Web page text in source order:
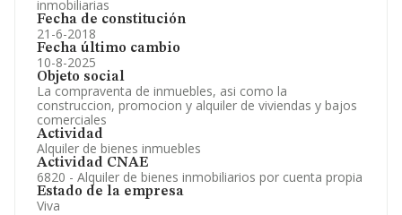
inmobiliarias
Fecha de constitución
21-6-2018
Fecha último cambio
10-8-2025
Objeto social
La compraventa de inmuebles, asi como la
construccion, promocion y alquiler de viviendas y bajos
comerciales
Actividad
Alquiler de bienes inmuebles
Actividad CNAE
6820 - Alquiler de bienes inmobiliarios por cuenta propia
Estado de la empresa
Viva